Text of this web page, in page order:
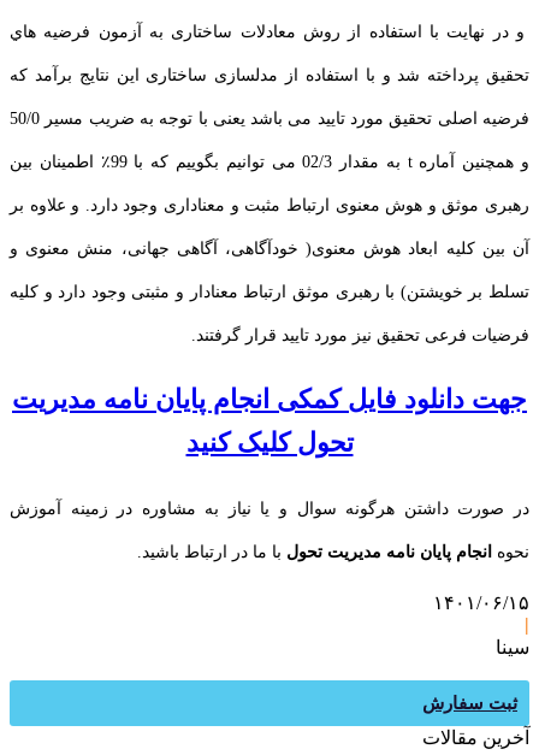
و در نهايت با استفاده از روش معادلات ساختاری به آزمون فرضيه هاي
تحقيق پرداخته شد و با استفاده از مدلسازی ساختاری این نتایج برآمد که
فرضیه اصلی تحقیق مورد تایید می باشد یعنی با توجه به ضریب مسیر 50/0
و همچنین آماره t به مقدار 02/3 می توانیم بگوییم که با 99٪ اطمینان بین
رهبری موثق و هوش معنوی ارتباط مثبت و معناداری وجود دارد. و علاوه بر
آن بین کلیه ابعاد هوش معنوی( خودآگاهی، آگاهی جهانی، منش معنوی و
تسلط بر خویشتن) با رهبری موثق ارتباط معنادار و مثبتی وجود دارد و کلیه
فرضیات فرعی تحقیق نیز مورد تایید قرار گرفتند.
جهت دانلود فایل کمکی انجام پایان نامه مدیریت
تحول کلیک کنید
در صورت داشتن هرگونه سوال و یا نیاز به مشاوره در زمینه آموزش
نحوه انجام پایان نامه مدیریت تحول با ما در ارتباط باشید.
۱۴۰۱/۰۶/۱۵
|
سینا
ثبت سفارش
آخرین مقالات